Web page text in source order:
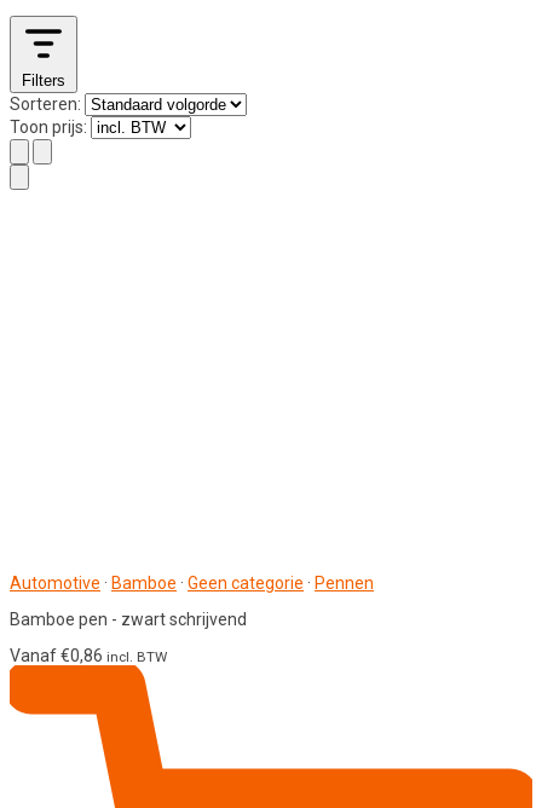
Filters
Sorteren:
Toon prijs:
Automotive · Bamboe · Geen categorie · Pennen
Bamboe pen - zwart schrijvend
Vanaf€0,86 incl. BTW